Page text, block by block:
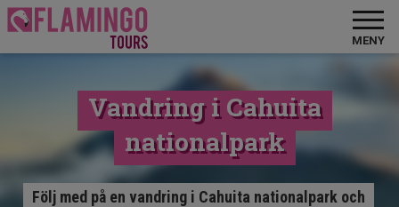
MENY
Vandring i Cahuita
nationalpark
Följ med på en vandring i Cahuita nationalpark och